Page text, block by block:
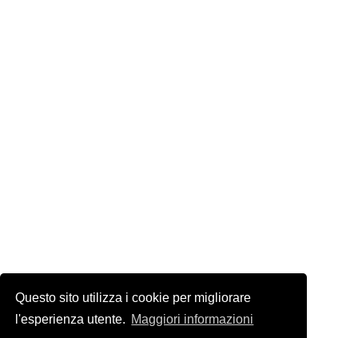
Questo sito utilizza i cookie per migliorare
l'esperienza utente. Maggiori informazioni